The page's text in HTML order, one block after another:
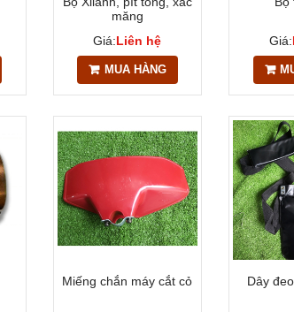
măng
Giá:Liên hệ
MUA HÀNG
Giá:
Miếng chắn máy cắt cỏ Dây